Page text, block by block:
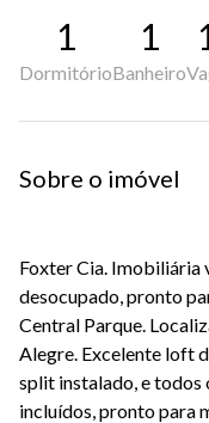
1
Dormitório
1
Banheiro
Sobre o imóvel
Foxter Cia. Imobiliária
desocupado, pronto
Central Parque.
Alegre. Excelente loft
split instalado, e todos
incluídos, pronto para